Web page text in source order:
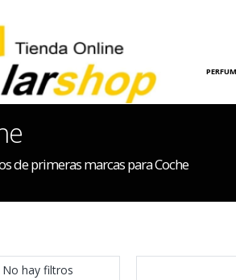
INICIO
de primeras marcas para Coche
No hay filtros